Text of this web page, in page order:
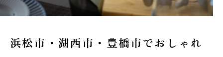
浜松市・湖西市・豊橋市でおしゃれ